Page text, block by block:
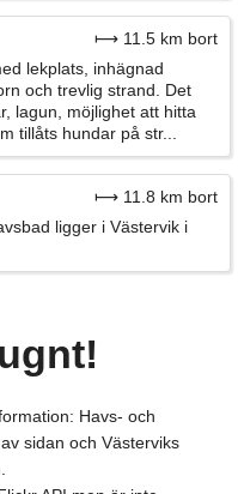
⟼ 11.5 km bort
lekplats, inhägnad
och trevlig strand. Det
lagun, möjlighet att hitta
tillåts hundar på str...
⟼ 11.8 km bort
ligger i Västervik i
Havs- och
sidan och Västerviks